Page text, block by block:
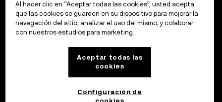
Calculadora de criptomonedas
Al hacer clic en “Aceptar todas las cookies”, usted acepta
que las cookies se guarden en su dispositivo para mejorar la
navegación del sitio, analizar el uso del mismo, y colaborar
con nuestros estudios para marketing.
Aceptar todas las
cookies
Configuración de